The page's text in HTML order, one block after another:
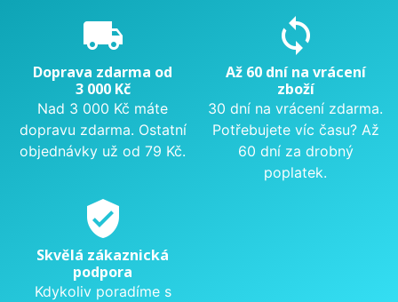
local_shipping
Doprava zdarma od
3 000 Kč
Nad 3 000 Kč máte
dopravu zdarma. Ostatní
objednávky už od 79 Kč.
sync
Až 60 dní na vrácení
zboží
30 dní na vrácení zdarma.
Potřebujete víc času? Až
60 dní za drobný
poplatek.
verified_user
Skvělá zákaznická
podpora
Kdykoliv poradíme s